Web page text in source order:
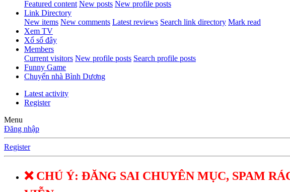
Featured content New posts New profile posts
Link Directory
New items New comments Latest reviews Search link directory Mark read
Xem TV
Xổ số đây
Members
Current visitors New profile posts Search profile posts
Funny Game
Chuyển nhà Bình Dương
Latest activity
Register
Menu
Đăng nhập
Register
❌ CHÚ Ý: ĐĂNG SAI CHUYÊN MỤC, SPAM